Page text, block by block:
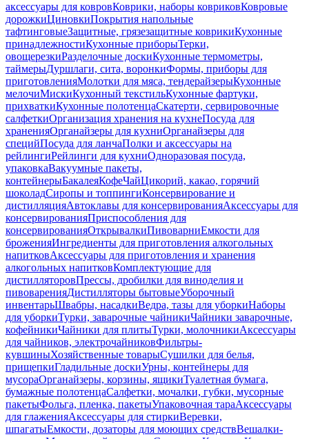
аксессуары для ковровКоврики, наборы ковриковКовровые
дорожкиЦиновкиПокрытия напольные
тафтинговыеЗащитные, грязезащитные коврикиКухонные
принадлежностиКухонные приборыТерки,
овощерезкиРазделочные доскиКухонные термометры,
таймерыДуршлаги, сита, воронкиФормы, приборы для
приготовленияМолотки для мяса, тендерайзерыКухонные
мелочиМискиКухонный текстильКухонные фартуки,
прихваткиКухонные полотенцаСкатерти, сервировочные
салфеткиОрганизация хранения на кухнеПосуда для
храненияОрганайзеры для кухниОрганайзеры для
специйПосуда для ланчаПолки и аксессуары на
рейлингиРейлинги для кухниОдноразовая посуда,
упаковкаВакуумные пакеты,
контейнерыБакалеяКофеЧайЦикорий, какао, горячий
шоколадСиропы и топпингиКонсервирование и
дистилляцияАвтоклавы для консервированияАксессуары для
консервированияПриспособления для
консервированияОткрывалкиПивоварниЕмкости для
броженияИнгредиенты для приготовления алкогольных
напитковАксессуары для приготовления и хранения
алкогольных напитковКомплектующие для
дистилляторовПрессы, дробилки для виноделия и
пивоваренияДистилляторы бытовыеУборочный
инвентарьШвабры, насадкиВедра, тазы для уборкиНаборы
для уборкиТурки, заварочные чайникиЧайники заварочные,
кофейникиЧайники для плитыТурки, молочникиАксессуары
для чайников, электрочайниковФильтры-
кувшиныХозяйственные товарыСушилки для белья,
прищепкиГладильные доскиУрны, контейнеры для
мусораОрганайзеры, корзины, ящикиТуалетная бумага,
бумажные полотенцаСалфетки, мочалки, губки, мусорные
пакетыФольга, пленка, пакетыУпаковочная тараАксессуары
для глаженияАксессуары для стиркиВеревки,
шпагатыЕмкости, дозаторы для моющих средствВешалки-